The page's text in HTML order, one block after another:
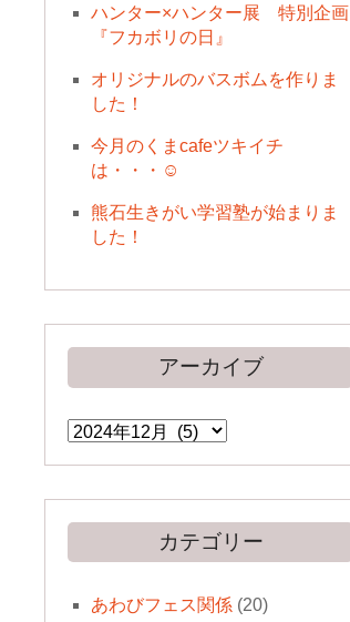
ハンター×ハンター展 特別企画
『フカボリの日』
オリジナルのバスボムを作りま
した！
今月のくまcafeツキイチ
は・・・☺
熊石生きがい学習塾が始まりま
した！
アーカイブ
ア
ー
カ
カテゴリー
あわびフェス関係(20)